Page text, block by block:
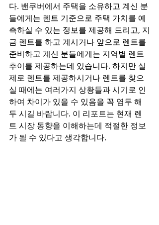
다. 밴쿠버에서 주택을 소유하고 계신 분
들에게는 렌트 기준으로 주택 가치를 예
측하실 수 있는 정보를 제공해 드리고, 지
금 렌트를 하고 계시거나 앞으로 렌트를
준비하고 계신 분들에게는 지역별 렌트
추이를 제공하는데 있습니다. 하지만 실
제로 렌트를 제공하시거나 렌트를 찾으
실 때에는 여러가지 상황들과 시기로 인
하여 차이가 있을 수 있음을 꼭 염두 해
두 시길 바랍니다. 이 리포트는 현재 렌
트 시장 동향을 이해하는데 적절한 정보
가 될 수 있다고 생각합니다.